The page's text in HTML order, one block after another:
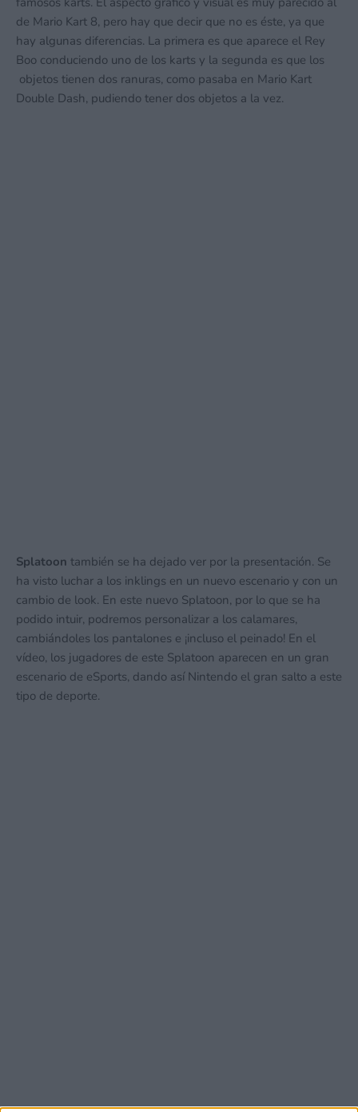
de Mario Kart 8, pero hay que decir que no es éste, ya que
hay algunas diferencias. La primera es que aparece el Rey
Boo conduciendo uno de los karts y la segunda es que los
objetos tienen dos ranuras, como pasaba en Mario Kart
Double Dash, pudiendo tener dos objetos a la vez.
Splatoon también se ha dejado ver por la presentación. Se
ha visto luchar a los inklings en un nuevo escenario y con un
cambio de look. En este nuevo Splatoon, por lo que se ha
podido intuir, podremos personalizar a los calamares,
cambiándoles los pantalones e ¡incluso el peinado! En el
vídeo, los jugadores de este Splatoon aparecen en un gran
escenario de eSports, dando así Nintendo el gran salto a este
tipo de deporte.